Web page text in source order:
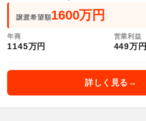
譲渡希望額1600万円
年商
1145万円
営業利益
449万円
詳しく見る